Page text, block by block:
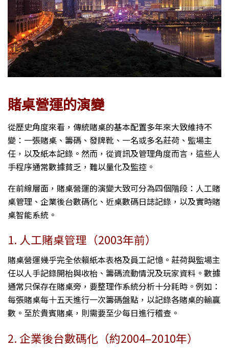
賭桌營運的演變
從歷史角度來看，傳統賭桌的基本配置多年來大致維持不
變：一張賭桌、籌碼、發牌靴、一名或多名莊荷、監場主
任，以及紙本記錄。然而，從資訊及管理角度而言，這些人
手程序通常數據貧乏，難以量化及監控。
在前線層面，賭桌營運的演變大致可分為四個階段：人工賭
桌管理、企業後台數碼化、近桌數碼日誌記錄，以及實時賭
桌智能系統。
1. 人工賭桌管理（2003年前）
賭桌營運幾乎完全依賴紙本表格及員工記憶。莊荷與監場主
任以人手記錄開枱與收枱、籌碼流動情況及玩家資料。數據
通常只保存在賭桌旁，要整理作系統分析十分耗時。例如：
每張賭桌每十五天進行一次籌碼盤點，以記錄各賭桌的輸贏
數。至於貴賓賭桌，則需要至少每日進行稽查。
2. 企業後台數碼化（約2004–2010年）